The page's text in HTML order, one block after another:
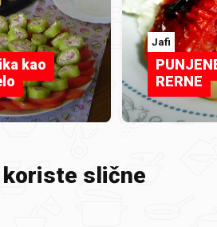
kao
Jafi
RERNE
slične